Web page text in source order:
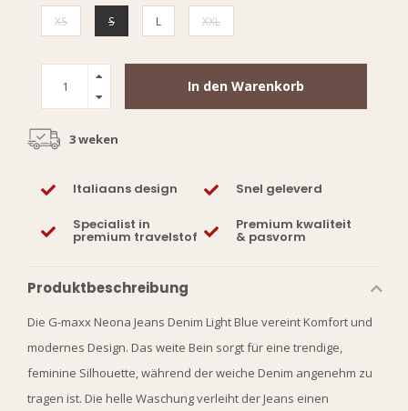
XS S L XXL
In den Warenkorb
3 weken
Italiaans design Snel geleverd
Specialist in
premium travelstof
Premium kwaliteit
& pasvorm
Produktbeschreibung
Die G-maxx Neona Jeans Denim Light Blue vereint Komfort und
modernes Design. Das weite Bein sorgt für eine trendige,
feminine Silhouette, während der weiche Denim angenehm zu
tragen ist. Die helle Waschung verleiht der Jeans einen